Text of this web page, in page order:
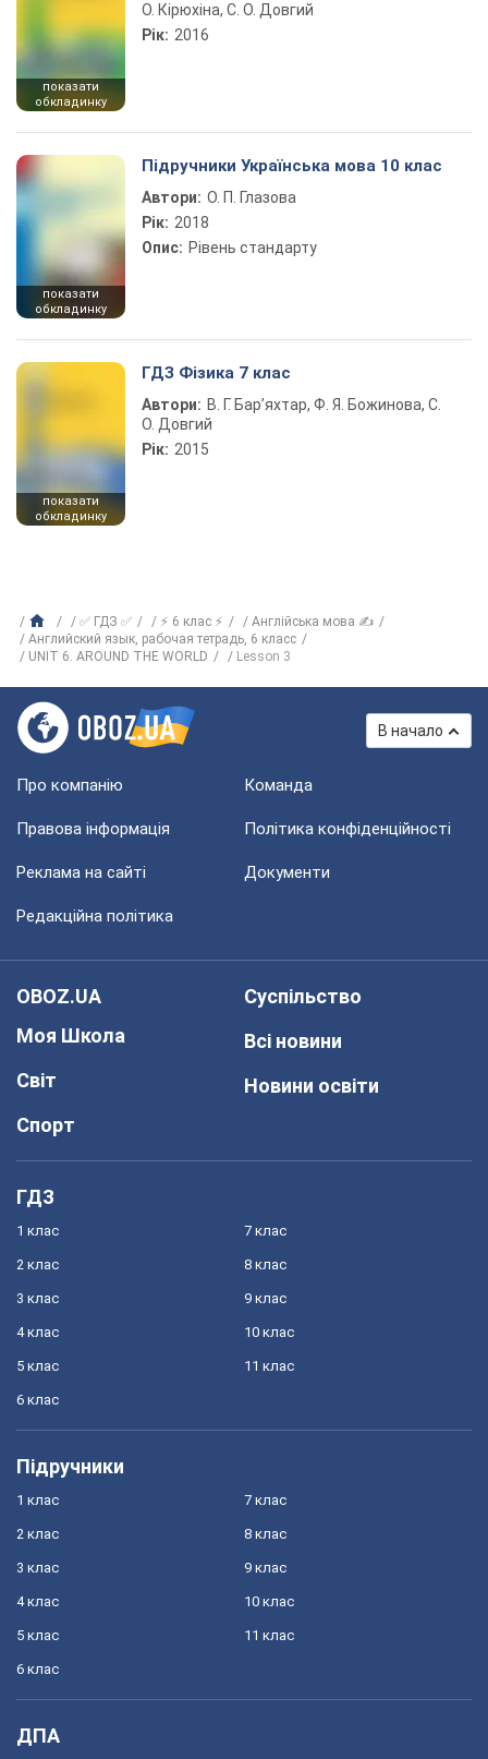
показати
обкладинку
О. Кірюхіна, С. О. Довгий
Рік: 2016
показати
обкладинку
Підручники Українська мова 10 клас
Автори: О. П. Глазова
Рік: 2018
Опис: Рівень стандарту
показати
обкладинку
ГДЗ Фізика 7 клас
Автори: В. Г. Бар’яхтар, Ф. Я. Божинова, С.
О. Довгий
Рік: 2015
✅ ГДЗ ✅ ⚡ 6 клас ⚡
Англійська мова ✍
Английский язык, рабочая тетрадь, 6 класс
UNIT 6. AROUND THE WORLD
Lesson 3
В начало
Про компанію Команда
Правова інформація Політика конфіденційності
Реклама на сайті Документи
Редакційна політика
OBOZ.UA
Моя Школа
Світ
Спорт
Суспільство
Всі новини
Новини освіти
ГДЗ
1 клас
2 клас
3 клас
4 клас
5 клас
6 клас
7 клас
8 клас
9 клас
10 клас
11 клас
Підручники
1 клас
2 клас
3 клас
4 клас
5 клас
6 клас
7 клас
8 клас
9 клас
10 клас
11 клас
ДПА